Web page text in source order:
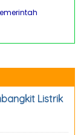
Listrik